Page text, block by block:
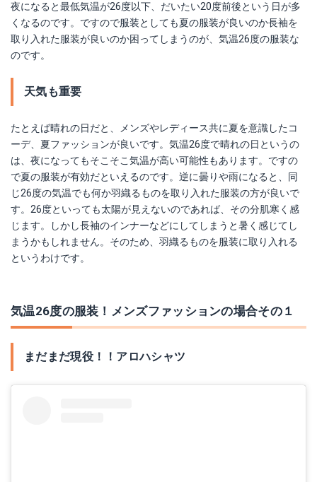
夜になると最低気温が26度以下、だいたい20度前後という日が多
くなるのです。ですので服装としても夏の服装が良いのか長袖を
取り入れた服装が良いのか困ってしまうのが、気温26度の服装な
のです。
天気も重要
たとえば晴れの日だと、メンズやレディース共に夏を意識したコ
ーデ、夏ファッションが良いです。気温26度で晴れの日というの
は、夜になってもそこそこ気温が高い可能性もあります。ですの
で夏の服装が有効だといえるのです。逆に曇りや雨になると、同
じ26度の気温でも何か羽織るものを取り入れた服装の方が良いで
す。26度といっても太陽が見えないのであれば、その分肌寒く感
じます。しかし長袖のインナーなどにしてしまうと暑く感じてし
まうかもしれません。そのため、羽織るものを服装に取り入れる
というわけです。
気温26度の服装！メンズファッションの場合その１
まだまだ現役！！アロハシャツ